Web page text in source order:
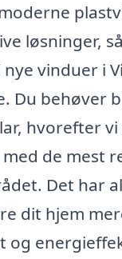
løsninger,
vinduer i
Du behøver
hvorefter
de mest
Det har
dit hjem
og